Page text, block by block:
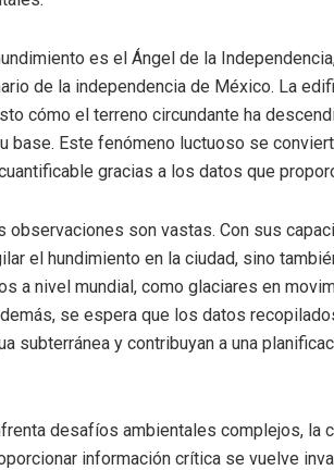
es el Ángel de la
de la independencia de México. La
cómo el terreno circundante ha
base. Este fenómeno luctuoso se
gracias a los datos que
son vastas. Con sus
el hundimiento en la ciudad, sino
a nivel mundial, como glaciares en
se espera que los datos
subterránea y contribuyan a una
desafíos ambientales complejos, la
información crítica se vuelve